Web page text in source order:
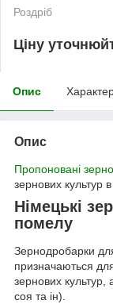
Роздріб
Ціну
Опис
Опис
Пропоновані
зернових культур
Німецькі
помелу
Зернодробарки
призначаються
зернових культур,
соя та ін).